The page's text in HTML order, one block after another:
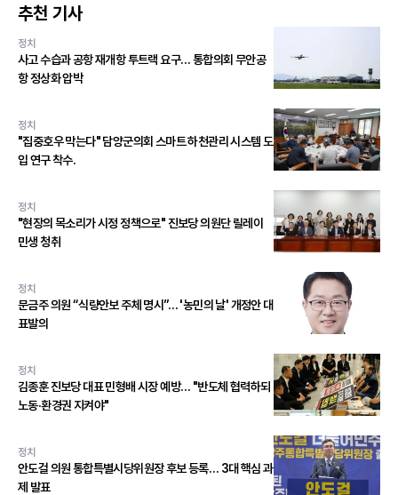
추천 기사
정치
사고 수습과 공항 재개항 투트랙 요구… 통합의회 무안공
항 정상화 압박
정치
"집중호우 막는다" 담양군의회 스마트 하천관리 시스템 도
입 연구 착수.
정치
"현장의 목소리가 시정 정책으로" 진보당 의원단 릴레이
민생 청취
정치
문금주 의원 “식량안보 주체 명시”… '농민의 날' 개정안 대
표발의
정치
김종훈 진보당 대표 민형배 시장 예방… "반도체 협력하되
노동·환경권 지켜야"
정치
안도걸 의원 통합특별시당위원장 후보 등록… 3대 핵심 과
제 발표